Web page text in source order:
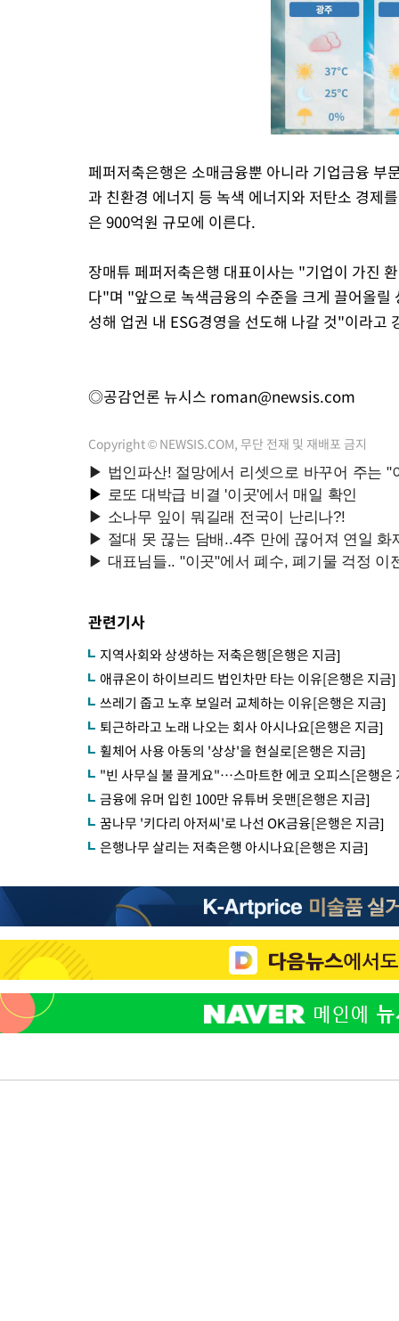
페퍼저축은행은 소매금융뿐 아니라 기업금융 부
과 친환경 에너지 등 녹색 에너지와 저탄소 경제
은 900억원 규모에 이른다.
장매튜 페퍼저축은행 대표이사는 "기업이 가진
다"며 "앞으로 녹색금융의 수준을 크게 끌어올
성해 업권 내 ESG경영을 선도해 나갈 것"이라고
◎공감언론 뉴시스 roman@newsis.com
Copyright © NEWSIS.COM, 무단 전재 및 재배포 금지
관련기사
지역사회와 상생하는 저축은행[은행은 지금]
애큐온이 하이브리드 법인차만 타는 이유[은행은 지금]
쓰레기 줍고 노후 보일러 교체하는 이유[은행은 지금]
퇴근하라고 노래 나오는 회사 아시나요[은행은 지금]
휠체어 사용 아동의 '상상'을 현실로[은행은 지금]
"빈 사무실 불 끌게요"…스마트한 에코 오피스[은행은
금융에 유머 입힌 100만 유튜버 읏맨[은행은 지금]
꿈나무 '키다리 아저씨'로 나선 OK금융[은행은 지금]
은행나무 살리는 저축은행 아시나요[은행은 지금]